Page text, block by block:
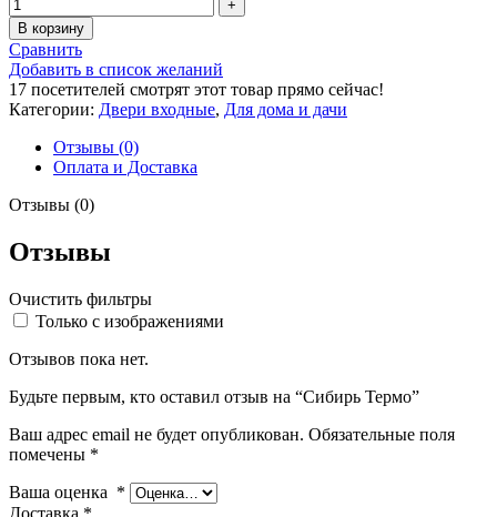
В корзину
Сравнить
Добавить в список желаний
17 посетителей смотрят этот товар прямо сейчас!
Категории: Двери входные, Для дома и дачи
Отзывы (0)
Оплата и Доставка
Отзывы (0)
Отзывы
Очистить фильтры
Только с изображениями
Отзывов пока нет.
Будьте первым, кто оставил отзыв на “Сибирь Термо”
Ваш адрес email не будет опубликован. Обязательные поля
помечены *
Ваша оценка *
Доставка *